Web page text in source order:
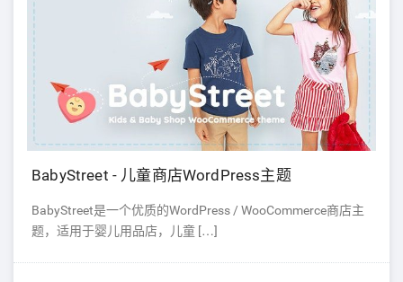
BabyStreet - 儿童商店WordPress主题
BabyStreet是一个优质的WordPress / WooCommerce商店主
题，适用于婴儿用品店，儿童 […]